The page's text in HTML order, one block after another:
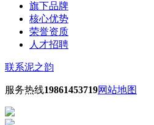
旗下品牌
核心优势
荣誉资质
人才招聘
联系泥之韵
服务热线19861453719网站地图